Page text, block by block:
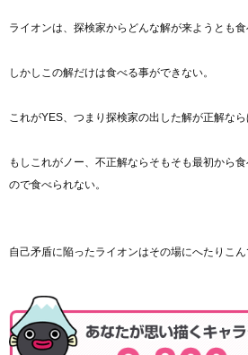
ライオンは、探検家からどんな解が来ようとも食
しかしこの解だけは食べる事ができない。
これがYES、つまり探検家の出した解が正解なら
もしこれがノー、不正解ならそもそも最初から
ので食べられない。
自己矛盾に陥ったライオンはその場にへたりこん